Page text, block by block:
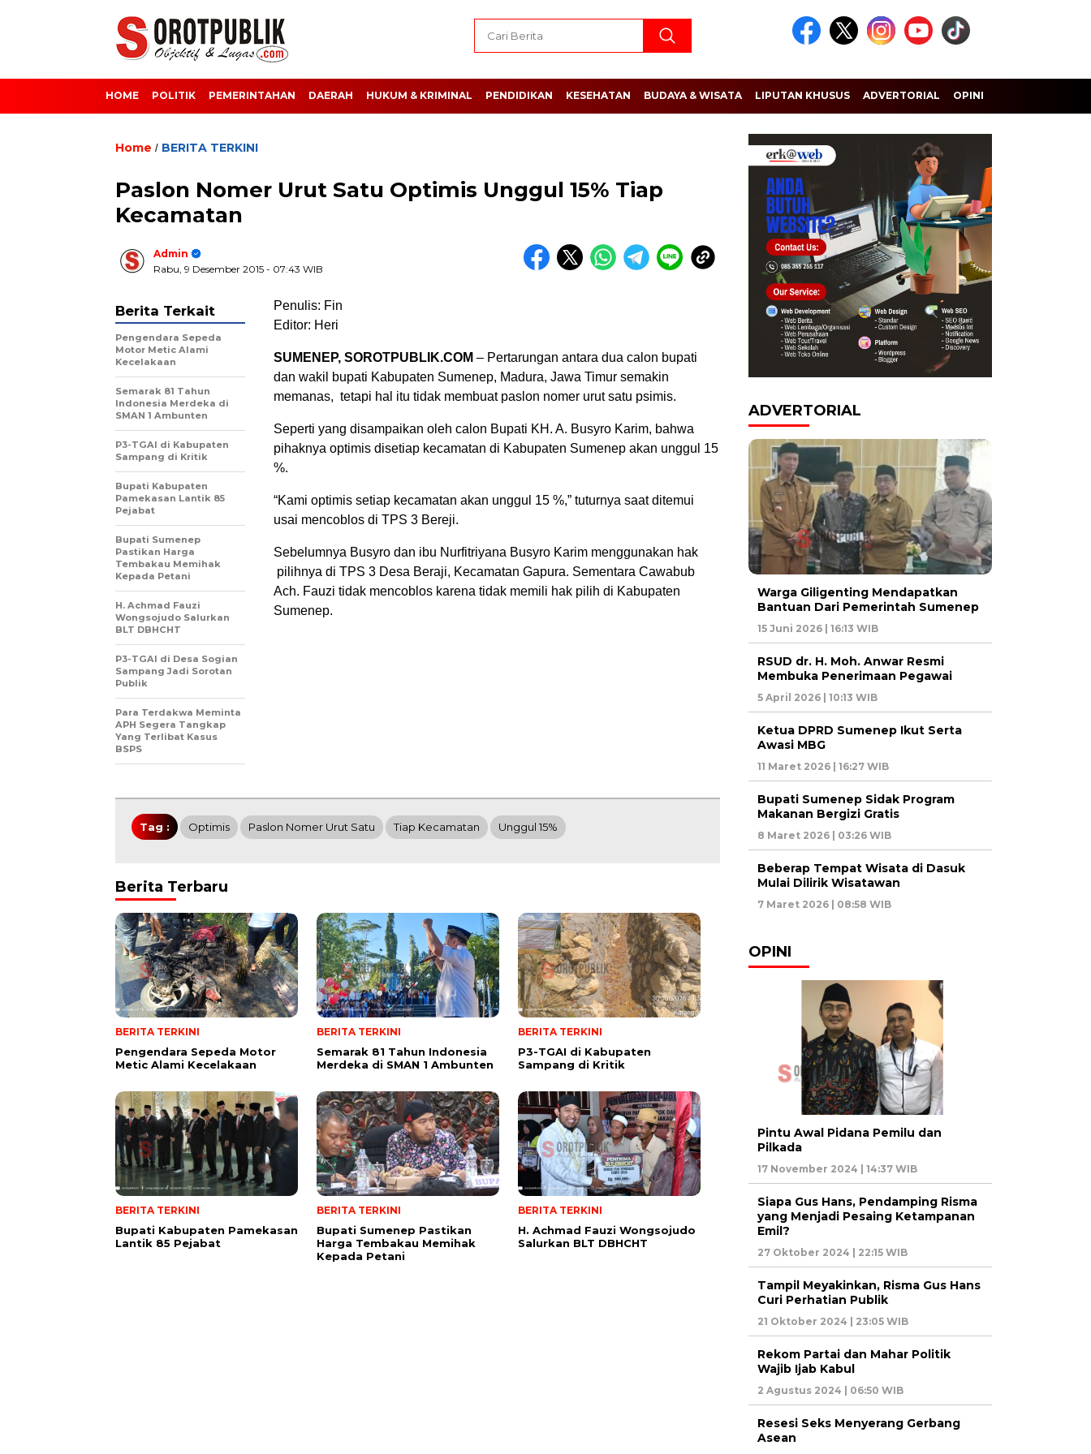
HOME POLITIK PEMERINTAHAN DAERAH HUKUM & KRIMINAL PENDIDIKAN KESEHATAN BUDAYA & WISATA LIPUTAN KHUSUS ADVERTORIAL OPINI
Home / BERITA TERKINI
Paslon Nomer Urut Satu Optimis Unggul 15% Tiap
Kecamatan
Admin
Rabu, 9 Desember 2015 - 07:43 WIB
Penulis: Fin
Editor: Heri
SUMENEP, SOROTPUBLIK.COM – Pertarungan antara dua calon bupati
dan wakil bupati Kabupaten Sumenep, Madura, Jawa Timur semakin
memanas, tetapi hal itu tidak membuat paslon nomer urut satu psimis.
Seperti yang disampaikan oleh calon Bupati KH. A. Busyro Karim, bahwa
pihaknya optimis disetiap kecamatan di Kabupaten Sumenep akan unggul 15
%.
“Kami optimis setiap kecamatan akan unggul 15 %,” tuturnya saat ditemui
usai mencoblos di TPS 3 Bereji.
Sebelumnya Busyro dan ibu Nurfitriyana Busyro Karim menggunakan hak
pilihnya di TPS 3 Desa Beraji, Kecamatan Gapura. Sementara Cawabub
Ach. Fauzi tidak mencoblos karena tidak memili hak pilih di Kabupaten
Sumenep.
Berita Terkait
Pengendara Sepeda
Motor Metic Alami
Kecelakaan
Semarak 81 Tahun
Indonesia Merdeka di
SMAN 1 Ambunten
P3-TGAI di Kabupaten
Sampang di Kritik
Bupati Kabupaten
Pamekasan Lantik 85
Pejabat
Bupati Sumenep
Pastikan Harga
Tembakau Memihak
Kepada Petani
H. Achmad Fauzi
Wongsojudo Salurkan
BLT DBHCHT
P3-TGAI di Desa Sogian
Sampang Jadi Sorotan
Publik
Para Terdakwa Meminta
APH Segera Tangkap
Yang Terlibat Kasus
BSPS
Tag : Optimis Paslon Nomer Urut Satu Tiap Kecamatan Unggul 15%
Berita Terbaru
BERITA TERKINI
Pengendara Sepeda Motor
Metic Alami Kecelakaan
BERITA TERKINI
Semarak 81 Tahun Indonesia
Merdeka di SMAN 1 Ambunten
BERITA TERKINI
P3-TGAI di Kabupaten
Sampang di Kritik
BERITA TERKINI
Bupati Kabupaten Pamekasan
Lantik 85 Pejabat
BERITA TERKINI
Bupati Sumenep Pastikan
Harga Tembakau Memihak
Kepada Petani
BERITA TERKINI
H. Achmad Fauzi Wongsojudo
Salurkan BLT DBHCHT
ADVERTORIAL
Warga Giligenting Mendapatkan
Bantuan Dari Pemerintah Sumenep
15 Juni 2026 | 16:13 WIB
RSUD dr. H. Moh. Anwar Resmi
Membuka Penerimaan Pegawai
5 April 2026 | 10:13 WIB
Ketua DPRD Sumenep Ikut Serta
Awasi MBG
11 Maret 2026 | 16:27 WIB
Bupati Sumenep Sidak Program
Makanan Bergizi Gratis
8 Maret 2026 | 03:26 WIB
Beberap Tempat Wisata di Dasuk
Mulai Dilirik Wisatawan
7 Maret 2026 | 08:58 WIB
OPINI
Pintu Awal Pidana Pemilu dan
Pilkada
17 November 2024 | 14:37 WIB
Siapa Gus Hans, Pendamping Risma
yang Menjadi Pesaing Ketampanan
Emil?
27 Oktober 2024 | 22:15 WIB
Tampil Meyakinkan, Risma Gus Hans
Curi Perhatian Publik
21 Oktober 2024 | 23:05 WIB
Rekom Partai dan Mahar Politik
Wajib Ijab Kabul
2 Agustus 2024 | 06:50 WIB
Resesi Seks Menyerang Gerbang
Asean